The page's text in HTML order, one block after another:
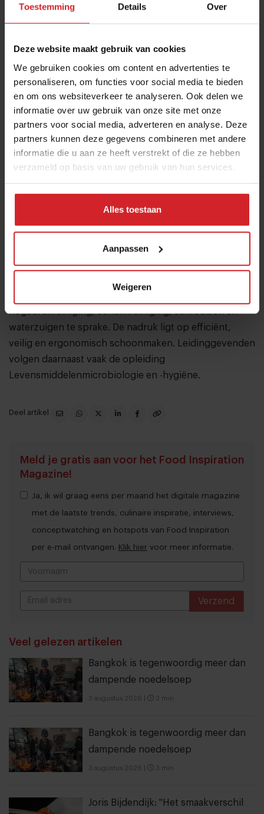
Toestemming Details Over
Deze website maakt gebruik van cookies
We gebruiken cookies om content en advertenties te
personaliseren, om functies voor social media te bieden
en om ons websiteverkeer te analyseren. Ook delen we
informatie over uw gebruik van onze site met onze
partners voor social media, adverteren en analyse. Deze
partners kunnen deze gegevens combineren met andere
informatie die u aan ze heeft verstrekt of die ze hebben
verzameld op basis van uw gebruik van hun services.
Alles toestaan
Aanpassen
Weigeren
veiligheid van de foodreinigers. Sportel: “We
overleggen altijd met de opdrachtgever welke
wordt. Sommige middelen kunnen prima in een
mosterdfabriek worden gebruikt, maar zijn uit den
boze in een melkpoederfabriek. Daarnaast zijn er
hebben te maken met draaiende installaties,
temperaturen van ruim 40 graden, gevaarlijke stoffen
en valgevaar. Vakkennis en persoonlijke
beschermingsmiddelen zijn dus heel belangrijk.”
7. Er bestaan speciale opleidingen voor
Om te beschikkern over voldoende specifieke
schoonmaakkennis volgen professionele foodreinigers
de Basisopleiding Foodreiniging. In de opleiding
hogedrukreiniging, schuimreiniging, schrobben en
waterzuigen te sprake. De nadruk ligt op efficiënt,
veilig en ergonomisch schoonmaken. Leidinggevenden
volgen daarnaast vaak de opleiding
Levensmiddelenmicrobiologie en -hygiëne.
Deel artikel
Meld je gratis aan voor het Food Inspiration
Magazine!
Ja, ik wil graag eens per maand het digitale magazine
met de laatste trends, culinaire inspiratie, interviews,
conceptwatching en hotspots van Food Inspiration
per e-mail ontvangen. Klik hier voor meer informatie.
Verzend
Veel gelezen artikelen
Bangkok is tegenwoordig meer dan
dampende noedelsoep
3 augustus 2026 3 min
Bangkok is tegenwoordig meer dan
dampende noedelsoep
3 augustus 2026 3 min
Joris Bijdendijk: "Het smaakverschil